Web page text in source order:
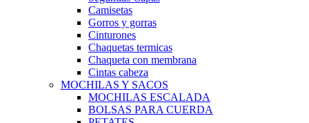
Camisetas
Gorros y gorras
Cinturones
Chaquetas termicas
Chaqueta con membrana
Cintas cabeza
MOCHILAS Y SACOS
MOCHILAS ESCALADA
BOLSAS PARA CUERDA